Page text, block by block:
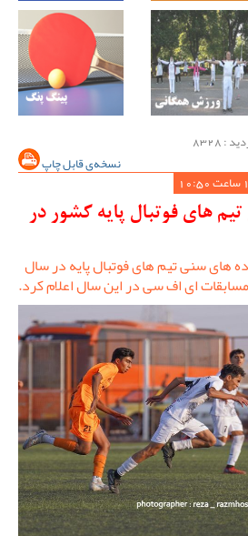
نسخه‌ی قابل چاپ
های فوتبال پایه کشور در
های سنی تیم های فوتبال پایه در سال